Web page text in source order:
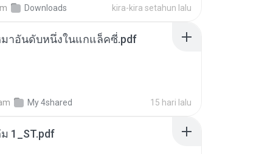
Downloads kira-kira setahun lalu
มาอันดับหนึ่งในแกแล็คซี่.pdf
My 4shared 15 hari lalu
1_ST.pdf